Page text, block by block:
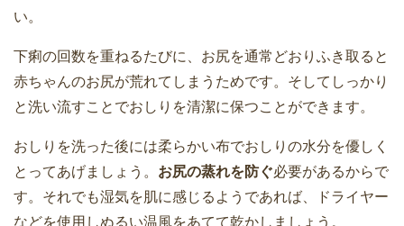
い。
下痢の回数を重ねるたびに、お尻を通常どおりふき取ると
赤ちゃんのお尻が荒れてしまうためです。そしてしっかり
と洗い流すことでおしりを清潔に保つことができます。
おしりを洗った後には柔らかい布でおしりの水分を優しく
とってあげましょう。 お尻の蒸れを防ぐ必要があるからで
す。それでも湿気を肌に感じるようであれば、ドライヤー
などを使用しぬるい温風をあてて乾かしましょう。